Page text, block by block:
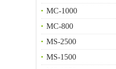
MC-1000
MC-800
MS-2500
MS-1500